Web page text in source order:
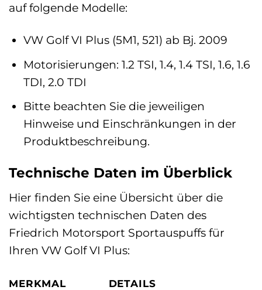
auf folgende Modelle:
VW Golf VI Plus (5M1, 521) ab Bj. 2009
Motorisierungen: 1.2 TSI, 1.4, 1.4 TSI, 1.6, 1.6
TDI, 2.0 TDI
Bitte beachten Sie die jeweiligen
Hinweise und Einschränkungen in der
Produktbeschreibung.
Technische Daten im Überblick
Hier finden Sie eine Übersicht über die
wichtigsten technischen Daten des
Friedrich Motorsport Sportauspuffs für
Ihren VW Golf VI Plus:
MERKMAL
DETAILS